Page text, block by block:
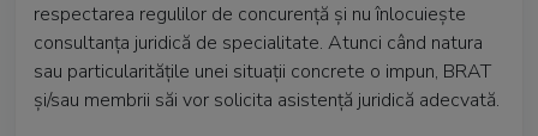
respectarea regulilor de concurență și nu înlocuiește
consultanța juridică de specialitate. Atunci când natura
sau particularitățile unei situații concrete o impun, BRAT
și/sau membrii săi vor solicita asistență juridică adecvată.